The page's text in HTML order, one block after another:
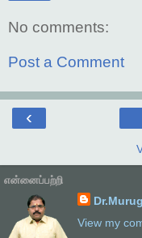
No comments:
Post a Comment
‹
என்னைப்பற்றி
View my